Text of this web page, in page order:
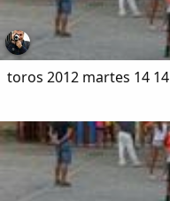
toros 2012 martes 14 14